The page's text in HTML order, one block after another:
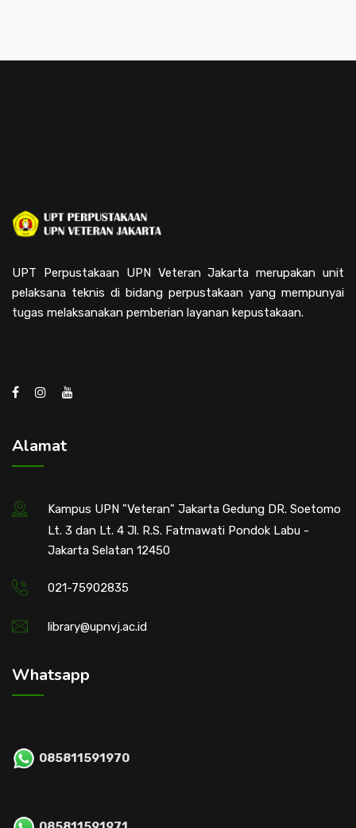
UPT Perpustakaan UPN Veteran Jakarta merupakan unit
pelaksana teknis di bidang perpustakaan yang mempunyai
tugas melaksanakan pemberian layanan kepustakaan.
Alamat
Kampus UPN "Veteran" Jakarta Gedung DR. Soetomo
Lt. 3 dan Lt. 4 Jl. R.S. Fatmawati Pondok Labu -
Jakarta Selatan 12450
021-75902835
library@upnvj.ac.id
Whatsapp
085811591970